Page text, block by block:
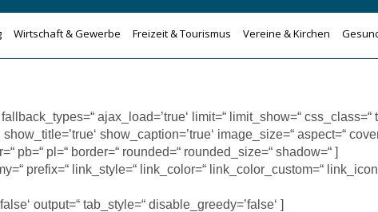
Wirtschaft & Gewerbe Freizeit & Tourismus Vereine & Kirchen
ajax_load=’true‘ limit=“ limit_show=“ css_class=“
show_title=’true‘ show_caption=’true‘ image_size=“ aspect=“
pb=“ pl=“ border=“ rounded=“ rounded_size=“ shadow=“ ]
prefix=“ link_style=“ link_color=“ link_color_custom=“
output=“ tab_style=“ disable_greedy=’false‘ ]